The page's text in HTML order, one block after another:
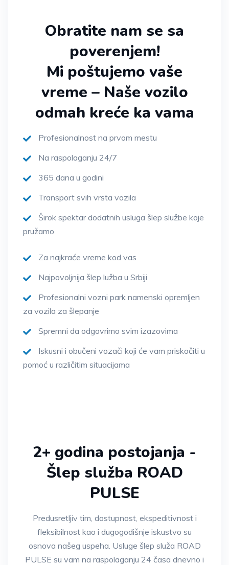
Obratite nam se sa
poverenjem!
Mi poštujemo vaše
vreme – Naše vozilo
odmah kreće ka vama
Profesionalnost na prvom mestu
Na raspolaganju 24/7
365 dana u godini
Transport svih vrsta vozila
Širok spektar dodatnih usluga šlep službe koje
pružamo
Za najkraće vreme kod vas
Najpovoljnija šlep lužba u Srbiji
Profesionalni vozni park namenski opremljen
za vozila za šlepanje
Spremni da odgovrimo svim izazovima
Iskusni i obučeni vozači koji će vam priskočiti u
pomoć u različitim situacijama
2+ godina postojanja -
Šlep služba ROAD
PULSE
Predusretljiv tim, dostupnost, ekspeditivnost i
fleksibilnost kao i dugogodišnje iskustvo su
osnova našeg uspeha. Usluge šlep služa ROAD
PULSE su vam na raspolaganju 24 časa dnevno i